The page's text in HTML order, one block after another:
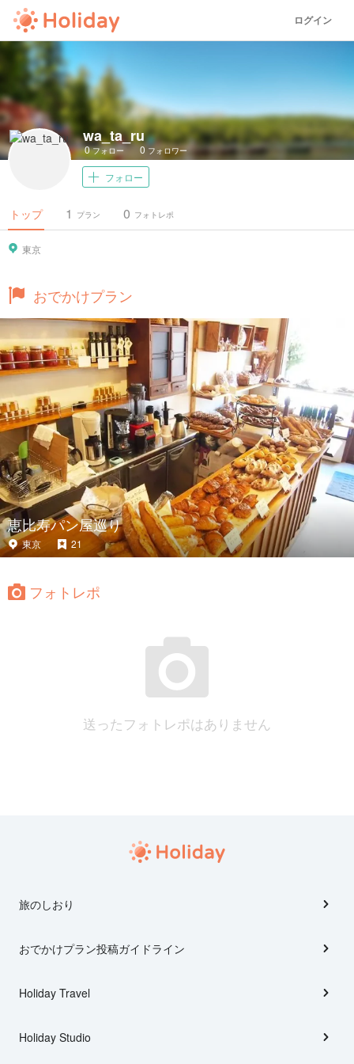
ログイン
wa_ta_ru
0フォロー 0 フォロワー
フォロー
トップ プラン
1 フォトレポ
0
東京
おでかけプラン
恵比寿パン屋巡り
東京 21
フォトレポ
送ったフォトレポはありません
旅のしおり
おでかけプラン投稿ガイドライン
Holiday Travel
Holiday Studio